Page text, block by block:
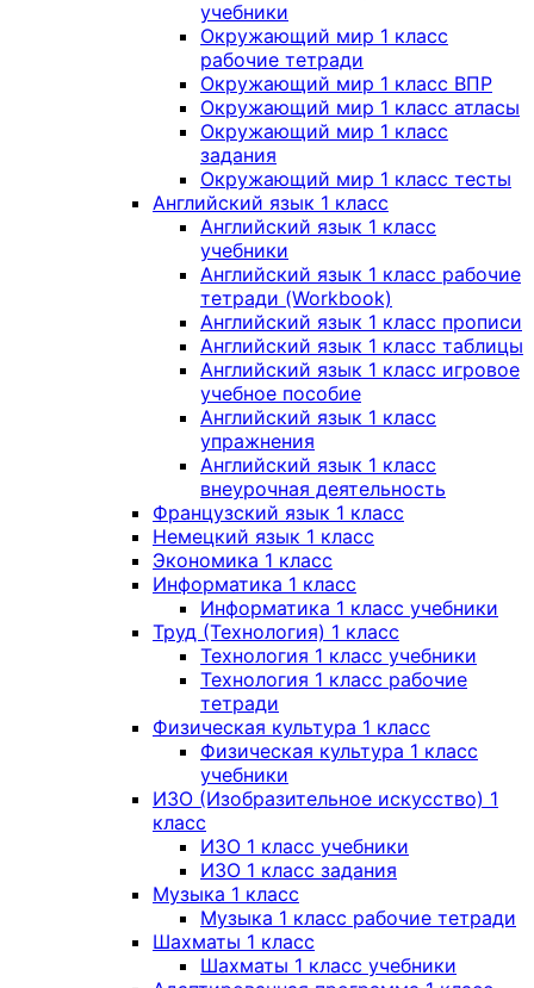
учебники
Окружающий мир 1 класс
рабочие тетради
Окружающий мир 1 класс ВПР
Окружающий мир 1 класс атласы
Окружающий мир 1 класс
задания
Окружающий мир 1 класс тесты
Английский язык 1 класс
Английский язык 1 класс
учебники
Английский язык 1 класс рабочие
тетради (Workbook)
Английский язык 1 класс прописи
Английский язык 1 класс таблицы
Английский язык 1 класс игровое
учебное пособие
Английский язык 1 класс
упражнения
Английский язык 1 класс
внеурочная деятельность
Французский язык 1 класс
Немецкий язык 1 класс
Экономика 1 класс
Информатика 1 класс
Информатика 1 класс учебники
Труд (Технология) 1 класс
Технология 1 класс учебники
Технология 1 класс рабочие
тетради
Физическая культура 1 класс
Физическая культура 1 класс
учебники
ИЗО (Изобразительное искусство) 1
класс
ИЗО 1 класс учебники
ИЗО 1 класс задания
Музыка 1 класс
Музыка 1 класс рабочие тетради
Шахматы 1 класс
Шахматы 1 класс учебники